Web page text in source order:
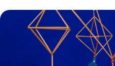
Sök kurser och